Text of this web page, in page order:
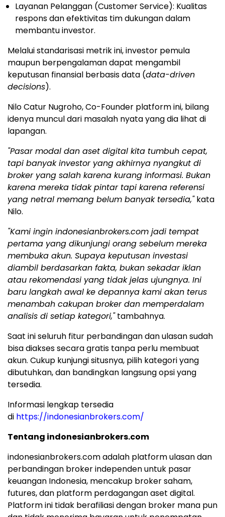
Layanan Pelanggan (Customer Service): Kualitas
respons dan efektivitas tim dukungan dalam
membantu investor.
Melalui standarisasi metrik ini, investor pemula
maupun berpengalaman dapat mengambil
keputusan finansial berbasis data (data-driven
decisions).
Nilo Catur Nugroho, Co-Founder platform ini, bilang
idenya muncul dari masalah nyata yang dia lihat di
lapangan.
"Pasar modal dan aset digital kita tumbuh cepat,
tapi banyak investor yang akhirnya nyangkut di
broker yang salah karena kurang informasi. Bukan
karena mereka tidak pintar tapi karena referensi
yang netral memang belum banyak tersedia,"kata
Nilo.
"Kami ingin indonesianbrokers.com jadi tempat
pertama yang dikunjungi orang sebelum mereka
membuka akun. Supaya keputusan investasi
diambil berdasarkan fakta, bukan sekadar iklan
atau rekomendasi yang tidak jelas ujungnya. Ini
baru langkah awal ke depannya kami akan terus
menambah cakupan broker dan memperdalam
analisis di setiap kategori,"tambahnya.
Saat ini seluruh fitur perbandingan dan ulasan sudah
bisa diakses secara gratis tanpa perlu membuat
akun. Cukup kunjungi situsnya, pilih kategori yang
dibutuhkan, dan bandingkan langsung opsi yang
tersedia.
Informasi lengkap tersedia
di https://indonesianbrokers.com/
Tentang indonesianbrokers.com
indonesianbrokers.com adalah platform ulasan dan
perbandingan broker independen untuk pasar
keuangan Indonesia, mencakup broker saham,
futures, dan platform perdagangan aset digital.
Platform ini tidak berafiliasi dengan broker mana pun